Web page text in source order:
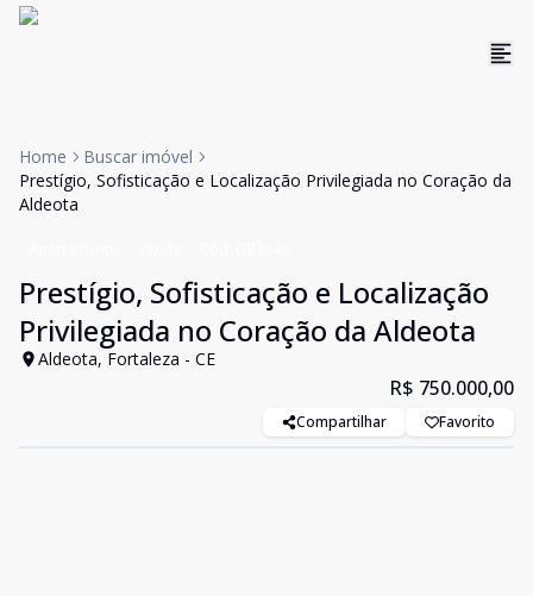
Home
Buscar imóvel
Prestígio, Sofisticação e Localização Privilegiada no Coração da
Aldeota
Prestígio, Sofisticação e Localização
Privilegiada no Coração da Aldeota
Aldeota, Fortaleza - CE
R$ 750.000,00
Compartilhar Favorito